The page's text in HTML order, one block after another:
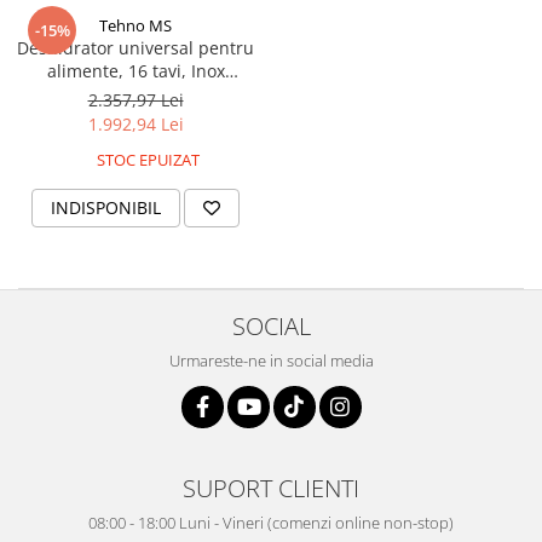
Truse de scule
Truse de lipit PPR
Ventuze cu brate pentru transport
Vibratoare beton
Masini de spalat rufe cu uscator
Uscatoare de rufe
Masini de facut paine
Pachete electrocasnice
incorporabile
Seturi oale
SANDWICH MAKER
-15% Tehno MS
Deshidrator universal pentru
alimente, 16 tavi, Inox
alimentar, model FD-16
2.357,97 Lei
1.992,94 Lei
STOC EPUIZAT
INDISPONIBIL
SOCIAL
Urmareste-ne in social media
SUPORT CLIENTI
08:00 - 18:00 Luni - Vineri (comenzi online non-stop)